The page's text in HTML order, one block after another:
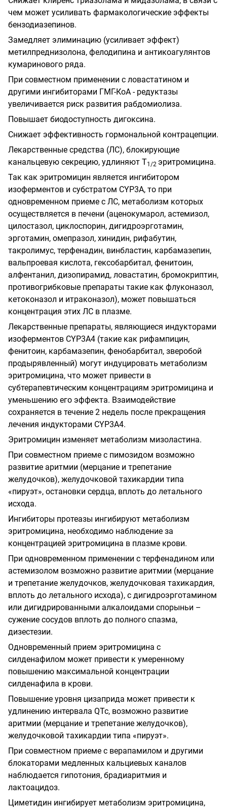
чем может усиливать фармакологические эффекты
бензодиазепинов.
Замедляет элиминацию (усиливает эффект)
метилпреднизолона, фелодипина и антикоагулянтов
кумаринового ряда.
При совместном применении с ловастатином и
другими ингибиторами ГМГ-КоА - редуктазы
увеличивается риск развития рабдомиолиза.
Повышает биодоступность дигоксина.
Снижает эффективность гормональной контрацепции.
Лекарственные средства (ЛС), блокирующие
канальцевую секрецию, удлиняют Т1/2 эритромицина.
Так как эритромицин является ингибитором
изоферментов и субстратом CYP3A, то при
одновременном приеме с ЛС, метаболизм которых
осуществляется в печени (аценокумарол, астемизол,
цилостазол, циклоспорин, дигидроэрготамин,
эрготамин, омепразол, хинидин, рифабутин,
такролимус, терфенадин, винбластин, карбамазепин,
вальпроевая кислота, гексобарбитал, фенитоин,
алфентанил, дизопирамид, ловастатин, бромокриптин,
противогрибковые препараты такие как флуконазол,
кетоконазол и итраконазол), может повышаться
концентрация этих ЛС в плазме.
Лекарственные препараты, являющиеся индукторами
изоферментов CYP3A4 (такие как рифампицин,
фенитоин, карбамазепин, фенобарбитал, зверобой
продырявленный) могут индуцировать метаболизм
эритромицина, что может привести в
субтерапевтическим концентрациям эритромицина и
уменьшению его эффекта. Взаимодействие
сохраняется в течение 2 недель после прекращения
лечения индукторами CYP3A4.
Эритромицин изменяет метаболизм мизоластина.
При совместном приеме с пимозидом возможно
развитие аритмии (мерцание и трепетание
желудочков), желудочковой тахикардии типа
«пируэт», остановки сердца, вплоть до летального
исхода.
Ингибиторы протеазы ингибируют метаболизм
эритромицина, необходимо наблюдение за
концентрацией эритромицина в плазме крови.
При одновременном применении с терфенадином или
астемизолом возможно развитие аритмии (мерцание
и трепетание желудочков, желудочковая тахикардия,
вплоть до летального исхода), с дигидроэрготамином
или дигидрированными алкалоидами спорыньи –
сужение сосудов вплоть до полного спазма,
дизестезии.
Одновременный прием эритромицина с
силденафилом может привести к умеренному
повышению максимальной концентрации
силденафила в крови.
Повышение уровня цизаприда может привести к
удлинению интервала QTc, возможно развитие
аритмии (мерцание и трепетание желудочков),
желудочковой тахикардии типа «пируэт».
При совместном приеме с верапамилом и другими
блокаторами медленных кальциевых каналов
наблюдается гипотония, брадиаритмия и
лактоацидоз.
Циметидин ингибирует метаболизм эритромицина,